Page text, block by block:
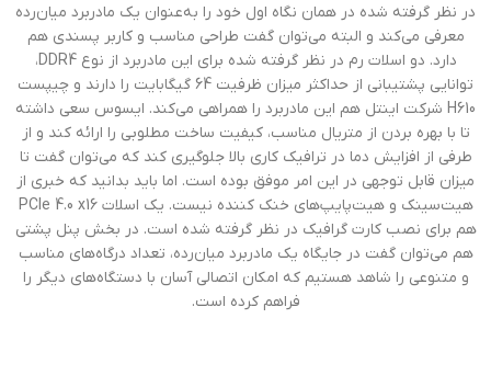
در نظر گرفته شده در همان نگاه اول خود را به‌عنوان یک مادربرد میان‌رده
معرفی می‌کند و البته می‌توان گفت طراحی مناسب و کاربر پسندی هم
دارد. دو اسلات رم در نظر گرفته شده برای این مادربرد از نوع DDR4،
توانایی پشتیبانی از حداکثر میزان ظرفیت 64 گیگابایت را دارند و چیپست
H610 شرکت اینتل هم این مادربرد را همراهی می‌کند. ایسوس سعی داشته
تا با بهره بردن از متریال مناسب، کیفیت ساخت مطلوبی را ارائه کند و از
طرفی از افزایش دما در ترافیک کاری بالا جلوگیری کند که می‌توان گفت تا
میزان قابل توجهی در این امر موفق بوده است. اما باید بدانید که خبری از
هیت‌سینک و هیت‌پایپ‌های خنک کننده نیست. یک اسلات PCIe 4.0 x16
هم برای نصب کارت گرافیک در نظر گرفته شده است. در بخش پنل پشتی
هم می‌توان گفت در جایگاه یک مادربرد میان‌رده، تعداد درگاه‌های مناسب
و متنوعی را شاهد هستیم که امکان اتصالی آسان با دستگاه‌های دیگر را
فراهم کرده است.